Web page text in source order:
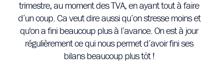
trimestre, au moment des TVA, en ayant tout à faire
d’un coup. Ca veut dire aussi qu’on stresse moins et
qu'on a fini beaucoup plus à l’avance. On est à jour
régulièrement ce qui nous permet d’avoir fini ses
bilans beaucoup plus tôt !